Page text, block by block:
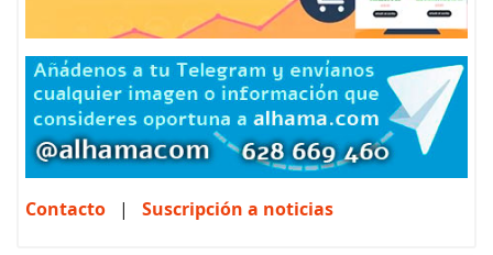
Contacto | Suscripción a noticias